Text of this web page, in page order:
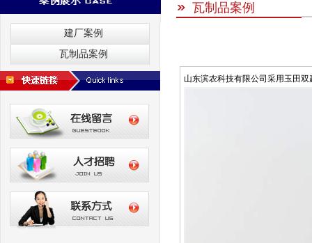
建厂案例
瓦制品案例
瓦制品案例
山东滨农科技有限公司采用玉田